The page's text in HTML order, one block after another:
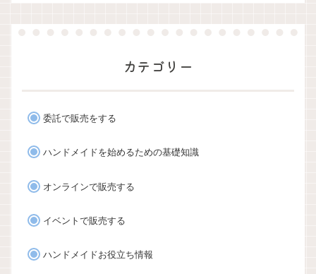
カテゴリー
委託で販売をする
ハンドメイドを始めるための基礎知識
オンラインで販売する
イベントで販売する
ハンドメイドお役立ち情報